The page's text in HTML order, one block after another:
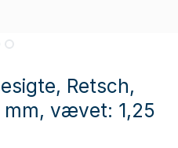
Retsch,
vævet: 1,25